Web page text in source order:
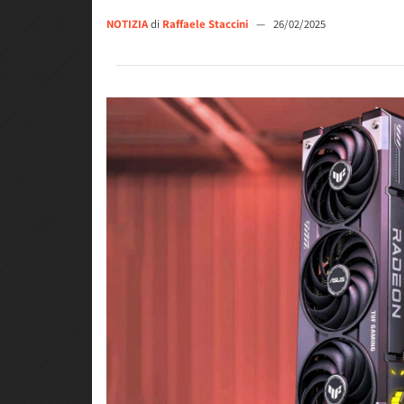
NOTIZIAdi Raffaele Staccini — 26/02/2025